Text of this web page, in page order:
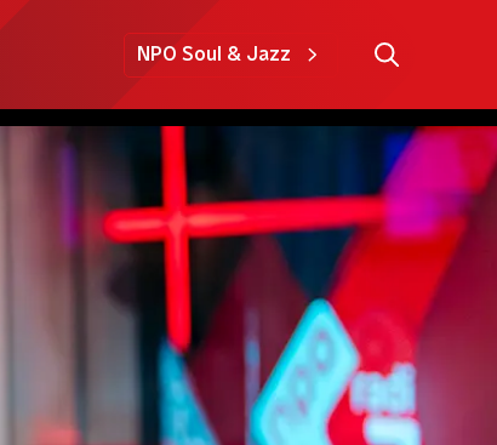
NPO Soul & Jazz